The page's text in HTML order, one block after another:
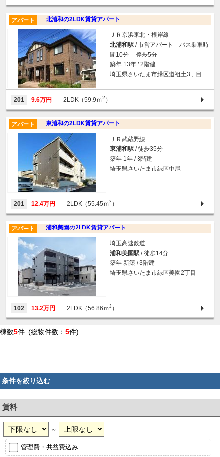
北浦和の2LDK賃貸アパート
アパート
ＪＲ京浜東北・根岸線
北浦和駅 / 市営アパート バス乗車時
間10分 停歩5分
築年 13年 / 2階建
埼玉県さいたま市緑区道祖土3丁目
201 9.6万円 2LDK（59.9ｍ2 ）
東浦和の2LDK賃貸アパート
アパート
ＪＲ武蔵野線
東浦和駅 / 徒歩35分
築年 1年 / 3階建
埼玉県さいたま市緑区中尾
201 12.4万円 2LDK（55.45ｍ2 ）
浦和美園の2LDK賃貸アパート
アパート
埼玉高速鉄道
浦和美園駅 / 徒歩14分
築年 新築 / 3階建
埼玉県さいたま市緑区美園2丁目
102 13.2万円 2LDK（56.86ｍ2 ）
棟数5件 (総物件数： 5件)
条件を絞り込む
賃料
～
管理費・共益費込み